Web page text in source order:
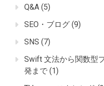
Q&A (5)
SEO・ブログ (9)
SNS (7)
Swift 文法から関数型
発まで (1)